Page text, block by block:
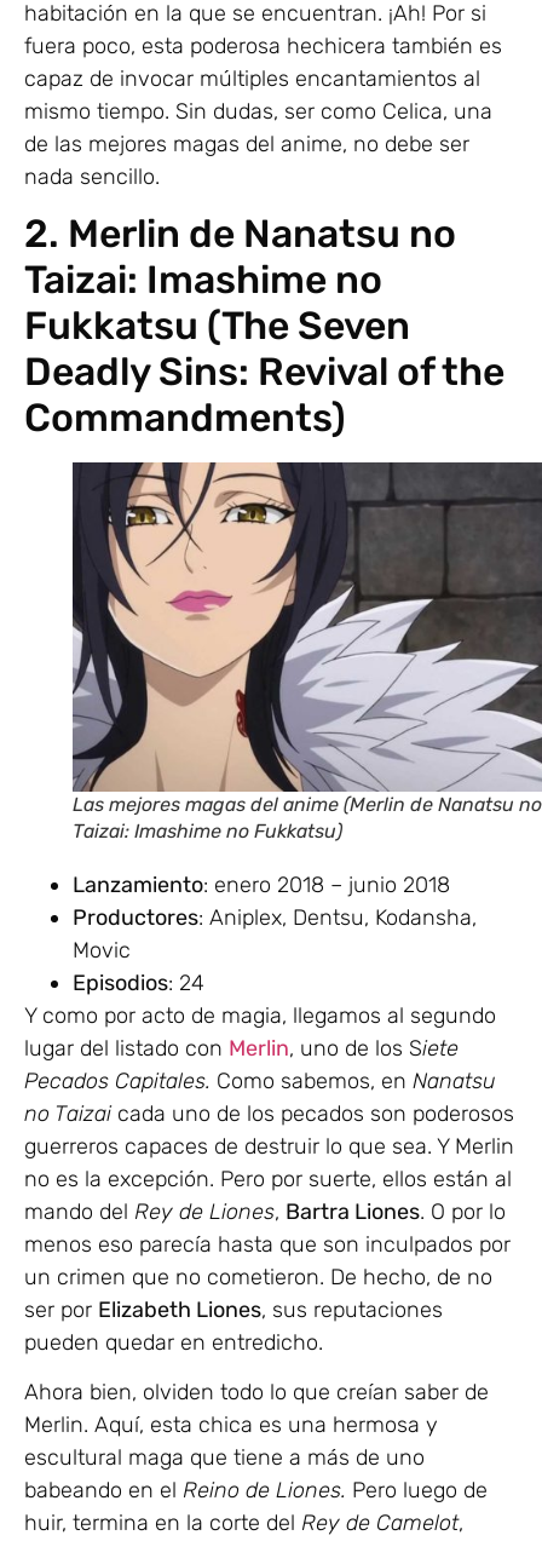
habitación en la que se encuentran. ¡Ah! Por si
fuera poco, esta poderosa hechicera también es
capaz de invocar múltiples encantamientos al
mismo tiempo. Sin dudas, ser como Celica, una
de las mejores magas del anime, no debe ser
nada sencillo.
2. Merlin de Nanatsu no
Taizai: Imashime no
Fukkatsu (The Seven
Deadly Sins: Revival of the
Commandments)
Las mejores magas del anime (Merlin de Nanatsu no
Taizai: Imashime no Fukkatsu)
Lanzamiento: enero 2018 – junio 2018
Productores: Aniplex, Dentsu, Kodansha,
Movic
Episodios: 24
Y como por acto de magia, llegamos al segundo
lugar del listado con Merlin, uno de los Siete
Pecados Capitales. Como sabemos, en Nanatsu
no Taizaicada uno de los pecados son poderosos
guerreros capaces de destruir lo que sea. Y Merlin
no es la excepción. Pero por suerte, ellos están al
mando del Rey de Liones, Bartra Liones. O por lo
menos eso parecía hasta que son inculpados por
un crimen que no cometieron. De hecho, de no
ser por Elizabeth Liones, sus reputaciones
pueden quedar en entredicho.
Ahora bien, olviden todo lo que creían saber de
Merlin. Aquí, esta chica es una hermosa y
escultural maga que tiene a más de uno
babeando en el Reino de Liones. Pero luego de
huir, termina en la corte del Rey de Camelot,